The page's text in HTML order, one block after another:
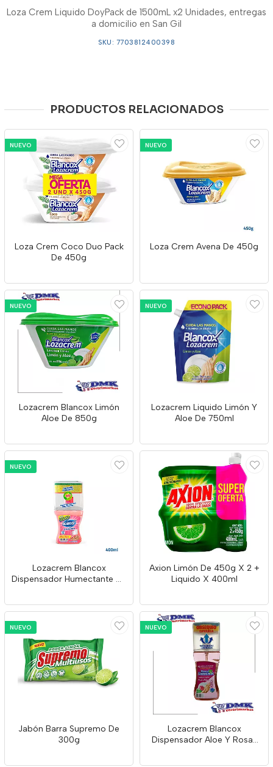
Loza Crem Liquido DoyPack de 1500mL x2 Unidades, entregas
a domicilio en San Gil
SKU: 7703812400398
PRODUCTOS RELACIONADOS
NUEVO
Loza Crem Coco Duo Pack
De 450g
NUEVO
Loza Crem Avena De 450g
NUEVO
Lozacrem Blancox Limón
Aloe De 850g
NUEVO
Lozacrem Liquido Limón Y
Aloe De 750ml
NUEVO
Lozacrem Blancox
Dispensador Humectante De
Axion Limón De 450g X 2 +
Liquido X 400ml
NUEVO
Jabón Barra Supremo De
300g
NUEVO
Lozacrem Blancox
Dispensador Aloe Y Rosas